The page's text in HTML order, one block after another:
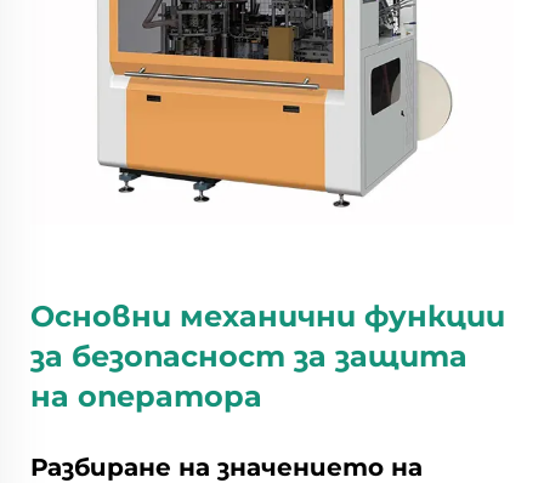
Основни механични функции
за безопасност за защита
на оператора
Разбиране на значението на